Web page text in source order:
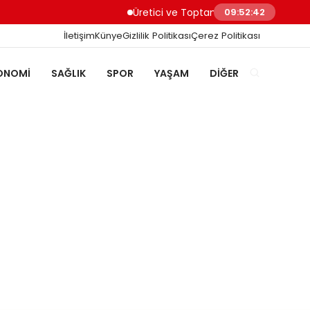
Üretici ve Toptancılar Dijital Sipariş
09:52:42
İletişimKünyeGizlilik PolitikasıÇerez Politikası
SAĞLIK SPOR YAŞAM DIĞER